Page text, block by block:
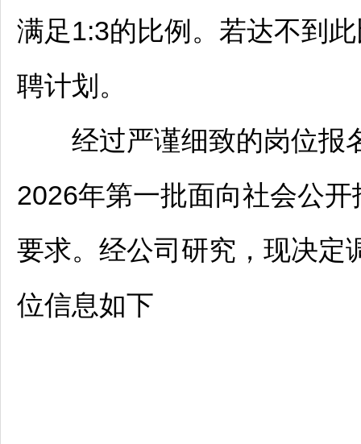
满足1:3的比例。若达不到
聘计划。
经过严谨细致的岗位报
2026年第一批面向社会公开
要求。经公司研究，现决定
位信息如下